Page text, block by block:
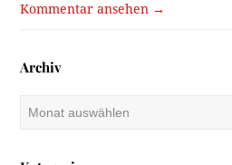
Kommentar ansehen →
Archiv